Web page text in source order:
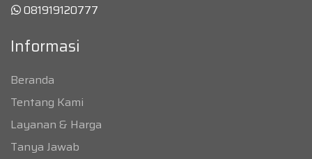
081919120777
Informasi
Beranda
Tentang Kami
Layanan & Harga
Tanya Jawab